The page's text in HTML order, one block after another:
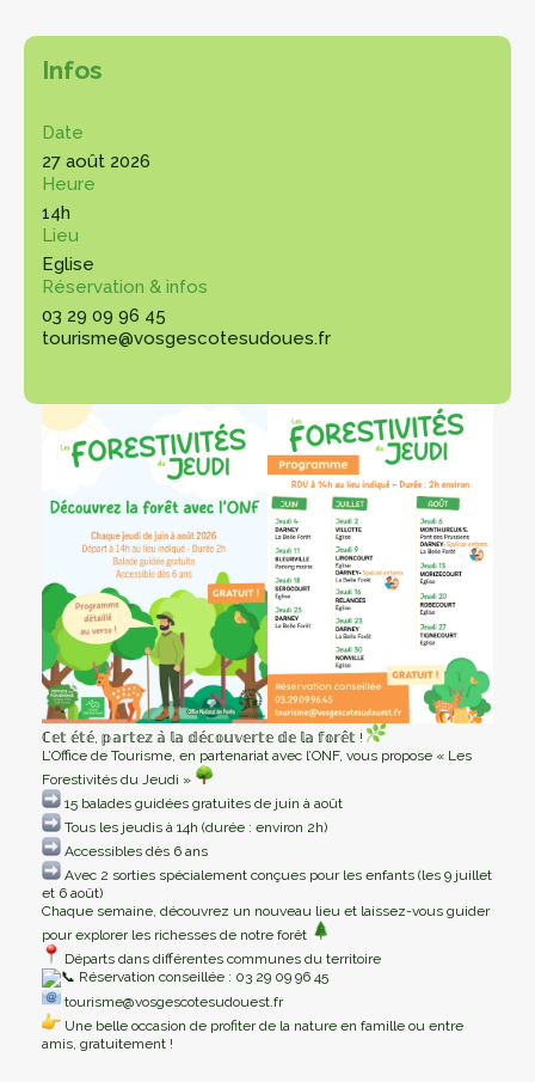
Infos
Date
27 août 2026
Heure
14h
Lieu
Eglise
Réservation & infos
03 29 09 96 45
tourisme@vosgescotesudoues.fr
ℂ𝕖𝕥 𝕖́𝕥𝕖́, 𝕡𝕒𝕣𝕥𝕖𝕫 𝕒̀ 𝕝𝕒 𝕕𝕖́𝕔𝕠𝕦𝕧𝕖𝕣𝕥𝕖 𝕕𝕖 𝕝𝕒 𝕗𝕠𝕣𝕖̂𝕥 !
L’Office de Tourisme, en partenariat avec l’ONF, vous propose « Les
Forestivités du Jeudi »
15 balades guidées gratuites de juin à août
Tous les jeudis à 14h (durée : environ 2h)
Accessibles dès 6 ans
Avec 2 sorties spécialement conçues pour les enfants (les 9 juillet
et 6 août)
Chaque semaine, découvrez un nouveau lieu et laissez-vous guider
pour explorer les richesses de notre forêt
Départs dans différentes communes du territoire
Réservation conseillée : 03 29 09 96 45
tourisme@vosgescotesudouest.fr
Une belle occasion de profiter de la nature en famille ou entre
amis, gratuitement !